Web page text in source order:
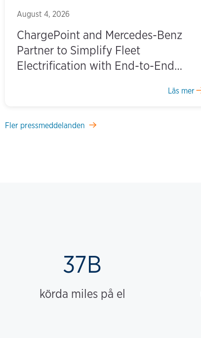
August 4, 2026
ChargePoint and Mercedes-Benz
Partner to Simplify Fleet
Electrification with End-to-End
Läs mer
Fler pressmeddelanden
37B
körda miles på el